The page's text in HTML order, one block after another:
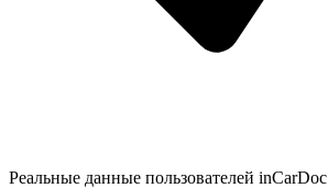
Реальные данные пользователей inCarDoc